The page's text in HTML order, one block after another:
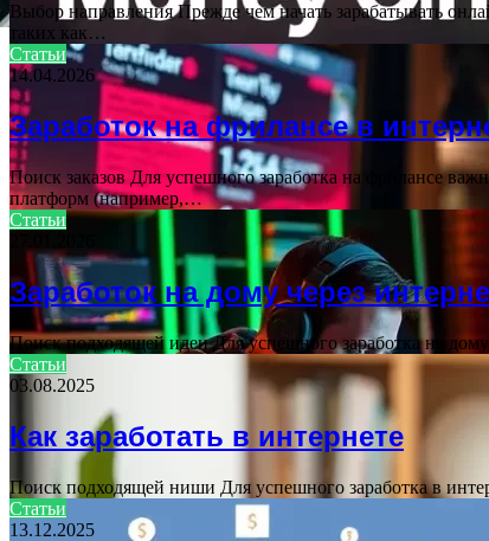
Выбор направления Прежде чем начать зарабатывать
таких как…
Статьи
14.04.2026
Заработок на фрилансе в
Поиск заказов Для успешного заработка на фрилансе
платформ (например,…
Статьи
Заработок на дому через
Поиск подходящей идеи Для успешного заработка на
Статьи
03.08.2025
Как заработать в интернете
Поиск подходящей ниши Для успешного заработка в
Статьи
13.12.2025